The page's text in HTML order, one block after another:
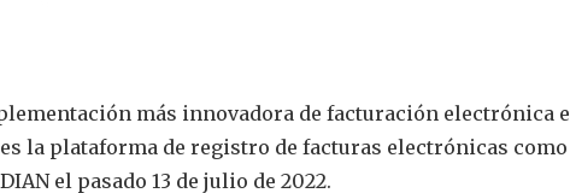
más innovadora de facturación electrónica
es la plataforma de registro de facturas electrónicas como
el pasado 13 de julio de 2022.